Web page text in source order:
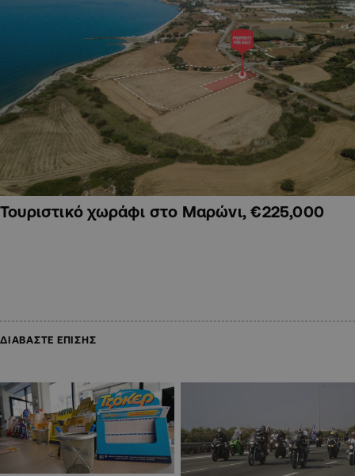
Τουριστικό χωράφι στο Μαρώνι, €225,000
ΔΙΑΒΑΣΤΕ ΕΠΙΣΗΣ